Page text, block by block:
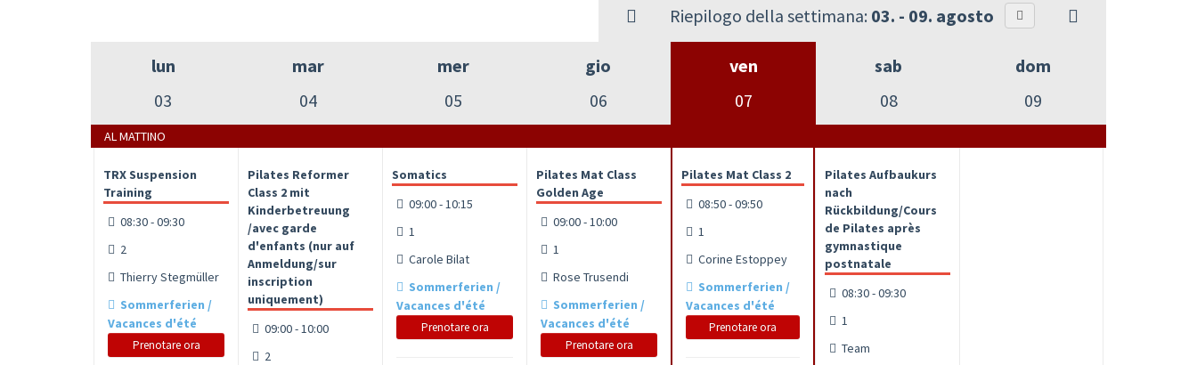
Riepilogo della settimana: 03. - 09. agosto
lun
03
mar
04
mer
05
gio
06
ven
07
sab
08
dom
09
AL MATTINO
TRX Suspension
Training
08:30 - 09:30
2
Thierry Stegmüller
Sommerferien /
Vacances d'été
Prenotare ora
Pilates Reformer
Class 2 mit
Kinderbetreuung
/avec garde
d'enfants (nur auf
Anmeldung/sur
inscription
uniquement)
09:00 - 10:00
2
Somatics
09:00 - 10:15
1
Carole Bilat
Sommerferien /
Vacances d'été
Prenotare ora
Pilates Mat Class
Golden Age
09:00 - 10:00
1
Rose Trusendi
Sommerferien /
Vacances d'été
Prenotare ora
Pilates Mat Class 2
08:50 - 09:50
1
Corine Estoppey
Sommerferien /
Vacances d'été
Prenotare ora
Pilates Aufbaukurs
nach
Rückbildung/Cours
de Pilates après
gymnastique
postnatale
08:30 - 09:30
1
Team